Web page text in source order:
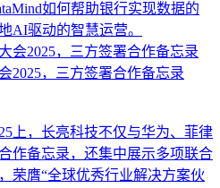
如何帮助银行实现数据的
AI驱动的智慧运营。
2025，三方签署合作备忘录
上，长亮科技不仅与华为、菲律
作备忘录，还集中展示多项联合
荣膺“全球优秀行业解决方案伙